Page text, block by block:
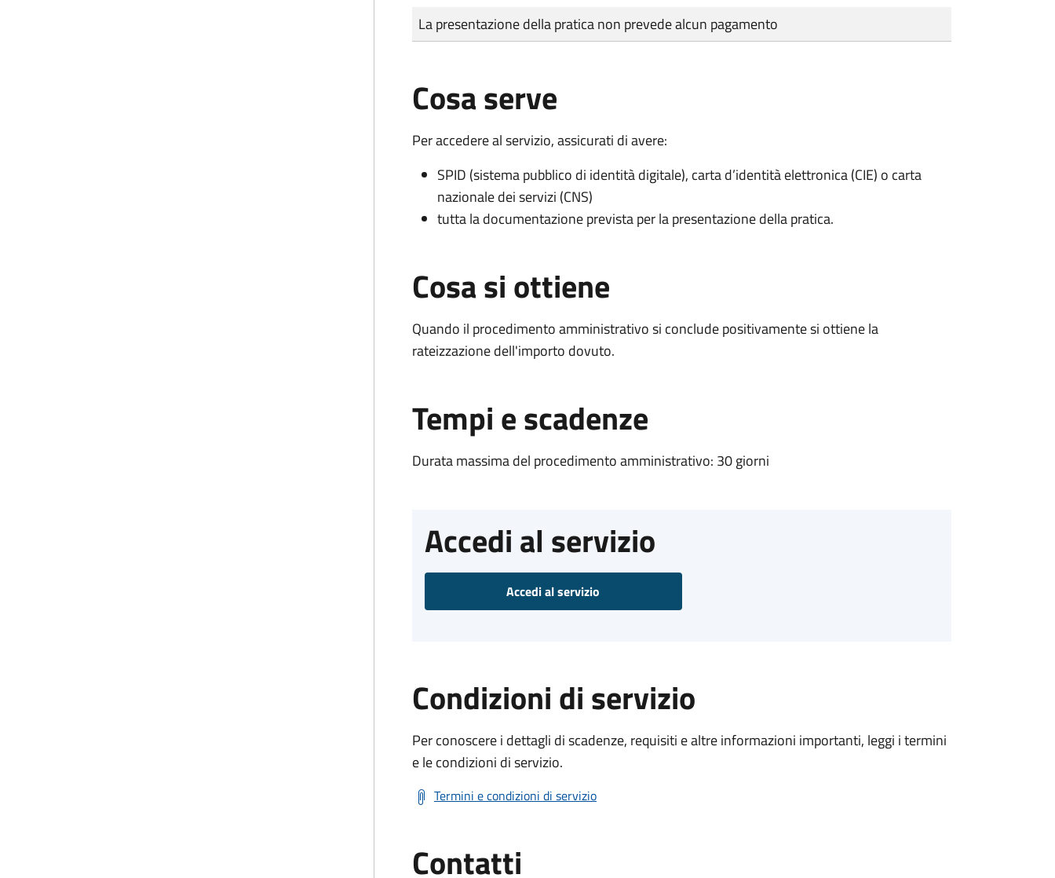
Tipo di pagamento
Importo
La presentazione della pratica non prevede alcun pagamento
Cosa serve
Per accedere al servizio, assicurati di avere:
SPID (sistema pubblico di identità digitale), carta d’identità elettronica (CIE) o carta
nazionale dei servizi (CNS)
tutta la documentazione prevista per la presentazione della pratica.
Cosa si ottiene
Quando il procedimento amministrativo si conclude positivamente si ottiene la
rateizzazione dell'importo dovuto.
Tempi e scadenze
Durata massima del procedimento amministrativo: 30 giorni
Accedi al servizio
Accedi al servizio
Condizioni di servizio
Per conoscere i dettagli di scadenze, requisiti e altre informazioni importanti, leggi i termini
e le condizioni di servizio.
Termini e condizioni di servizio
Contatti